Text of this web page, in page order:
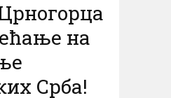
на
Срба!